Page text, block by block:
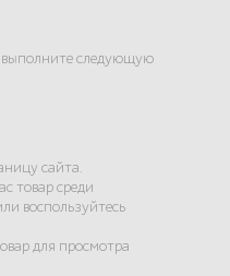
следующую
сайта.
товар среди
воспользуйтесь
для просмотра